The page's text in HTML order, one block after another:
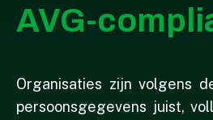
AVG-
Organisaties zijn volgens
persoonsgegevens juist,